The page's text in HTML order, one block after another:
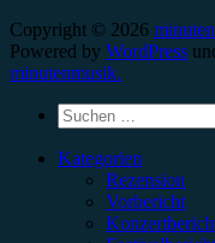
Copyright © 2026
Powered by WordPress
minutenmusik.
Suchen
nach:
Kategorien
Rezension
Vorbericht